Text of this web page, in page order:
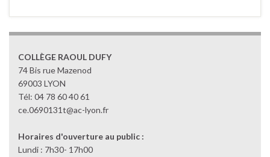
COLLÈGE RAOUL DUFY
74 Bis rue Mazenod
69003 LYON
Tél: 04 78 60 40 61
ce.0690131t@ac-lyon.fr
Horaires d'ouverture au public :
Lundi : 7h30- 17h00